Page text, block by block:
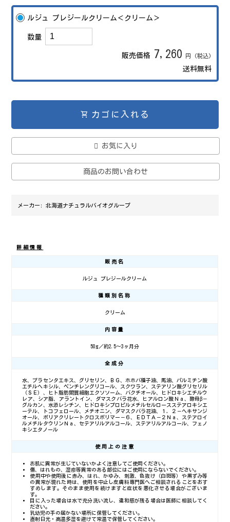
ルジュ プレジールクリーム＜クリーム＞
数量
販売価格 7,260 円 (税込)
送料無料
shopping_cart カゴに入れる
お気に入り
商品のお問い合わせ
メーカー: 北海道ナチュラルバイオグループ
詳細情報
販売名
ルジュ プレジールクリーム
種類別名称
クリーム
内容量
50g／約2.5～3ヶ月分
全成分
水、プラセンタエキス、グリセリン、ＢＧ、ホホバ種子油、馬油、パルミチン酸
エチルヘキシル、ペンチレングリコール、スクワラン、ステアリン酸グリセリル
（ＳＥ）、ヒト脂肪間質細胞エクソソーム、バクチオール、ヒドロキシエチルウ
レア、シア脂、アラントイン、ダマスクバラ花水、ヒアルロン酸Ｎａ、酵母β－
グルカン、水添レシチン、ヒドロキシプロピルメチルセルロースステアロキシエ
ーテル、トコフェロール、メチオニン、ダマスクバラ花油、１，２－ヘキサンジ
オール、ポリアクリレートクロスポリマー－６、ＥＤＴＡ－２Ｎａ、ステアロイ
ルメチルタウリンＮａ、セテアリルアルコール、ステアリルアルコール、フェノ
キシエタノール
使用上の注意
お肌に異常が生じていないかよく注意してご使用ください。
傷、はれもの、湿疹等異常のある部位にはご使用にならないでください。
使用中や使用後に赤み、はれ、かゆみ、刺激、色抜け（白斑等）や黒ずみ等
の異常が現れた時は、使用を中止し皮膚科専門医へご相談されることをおす
すめします。そのまま使用を続けますと症状を悪化させる場合がございま
す。
目に入った場合は水で充分洗い流し、違和感が残る場合は医師に相談してく
ださい。
乳幼児の手の届かない場所に保管してください。
直射日光・高温多湿を避けて常温で保管してください。